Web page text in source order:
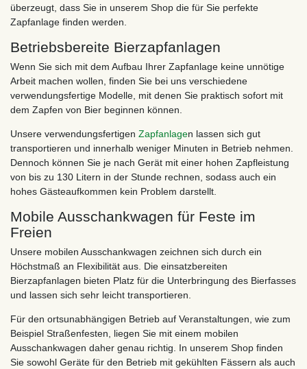
überzeugt, dass Sie in unserem Shop die für Sie perfekte
Zapfanlage finden werden.
Betriebsbereite Bierzapfanlagen
Wenn Sie sich mit dem Aufbau Ihrer Zapfanlage keine unnötige
Arbeit machen wollen, finden Sie bei uns verschiedene
verwendungsfertige Modelle, mit denen Sie praktisch sofort mit
dem Zapfen von Bier beginnen können.
Unsere verwendungsfertigen Zapfanlagen lassen sich gut
transportieren und innerhalb weniger Minuten in Betrieb nehmen.
Dennoch können Sie je nach Gerät mit einer hohen Zapfleistung
von bis zu 130 Litern in der Stunde rechnen, sodass auch ein
hohes Gästeaufkommen kein Problem darstellt.
Mobile Ausschankwagen für Feste im
Freien
Unsere mobilen Ausschankwagen zeichnen sich durch ein
Höchstmaß an Flexibilität aus. Die einsatzbereiten
Bierzapfanlagen bieten Platz für die Unterbringung des Bierfasses
und lassen sich sehr leicht transportieren.
Für den ortsunabhängigen Betrieb auf Veranstaltungen, wie zum
Beispiel Straßenfesten, liegen Sie mit einem mobilen
Ausschankwagen daher genau richtig. In unserem Shop finden
Sie sowohl Geräte für den Betrieb mit gekühlten Fässern als auch